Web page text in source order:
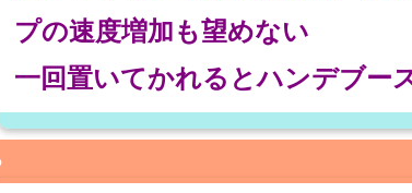
プの速度増加も望めない
一回置いてかれるとハンデブー